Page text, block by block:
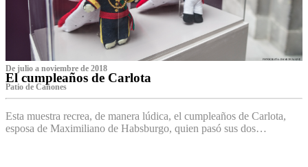
De julio a noviembre de 2018
El cumpleaños de Carlota
Patio de Cañones
Esta muestra recrea, de manera lúdica, el cumpleaños de Carlota,
esposa de Maximiliano de Habsburgo, quien pasó sus dos…